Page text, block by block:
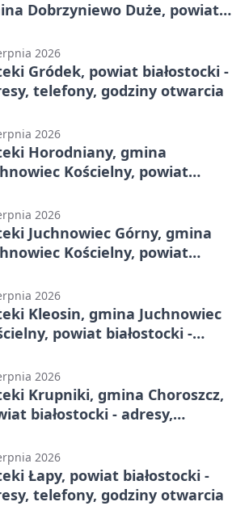
Dobrzyniewo Duże, powiat
otwarcia
2026
Gródek, powiat białostocki -
telefony, godziny otwarcia
2026
Horodniany, gmina
Kościelny, powiat
otwarcia
2026
Juchnowiec Górny, gmina
Kościelny, powiat
otwarcia
2026
Kleosin, gmina Juchnowiec
powiat białostocki -
2026
Krupniki, gmina Choroszcz,
białostocki - adresy,
2026
Łapy, powiat białostocki -
telefony, godziny otwarcia